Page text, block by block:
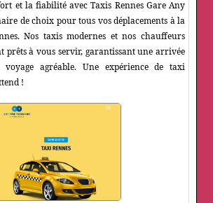
et la fiabilité avec Taxis Rennes Gare Any
de choix pour tous vos déplacements à la
Nos taxis modernes et nos chauffeurs
prêts à vous servir, garantissant une arrivée
agréable. Une expérience de taxi
!